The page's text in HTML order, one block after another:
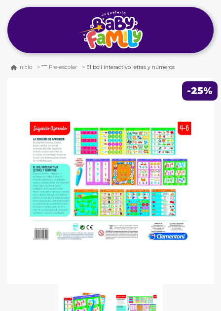
Inicio Pre-escolar El boli interactivo letras y números
-25%